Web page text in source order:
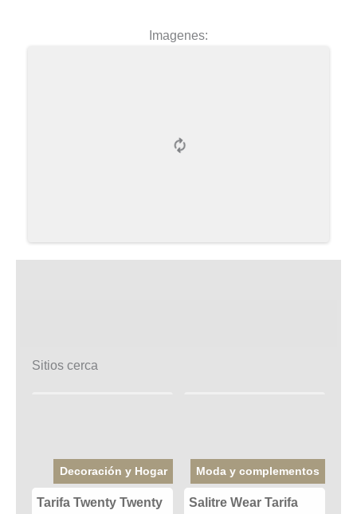
Imagenes:
Sitios cerca
Decoración y Hogar
Tarifa Twenty Twenty
Moda y complementos
Salitre Wear Tarifa